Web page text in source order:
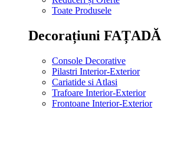
Toate Produsele
Decorațiuni FAȚADĂ
Console Decorative
Pilastri Interior-Exterior
Cariatide si Atlasi
Trafoare Interior-Exterior
Frontoane Interior-Exterior